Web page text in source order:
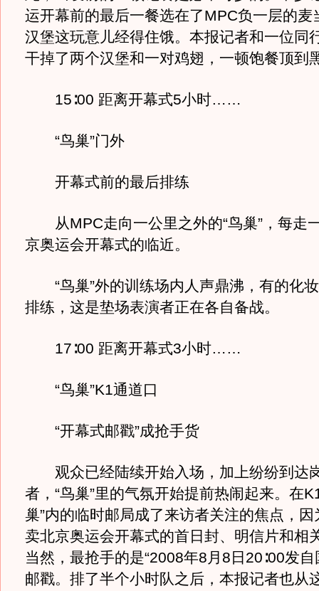
运开幕前的最后一餐选在了MPC负一层的麦
汉堡这玩意儿经得住饿。本报记者和一位同
干掉了两个汉堡和一对鸡翅，一顿饱餐顶到
15∶00 距离开幕式5小时……
“鸟巢”门外
开幕式前的最后排练
从MPC走向一公里之外的“鸟巢”，每走
京奥运会开幕式的临近。
“鸟巢”外的训练场内人声鼎沸，有的化
排练，这是垫场表演者正在各自备战。
17∶00 距离开幕式3小时……
“鸟巢”K1通道口
“开幕式邮戳”成抢手货
观众已经陆续开始入场，加上纷纷到达
者，“鸟巢”里的气氛开始提前热闹起来。在
巢”内的临时邮局成了来访者关注的焦点，
卖北京奥运会开幕式的首日封、明信片和相
当然，最抢手的是“2008年8月8日20∶00发自
邮戳。排了半个小时队之后，本报记者也从